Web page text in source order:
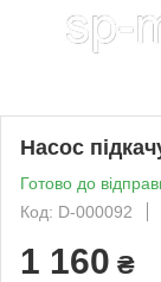
Насос
Готово до
Код: D-000092
1 160 ₴